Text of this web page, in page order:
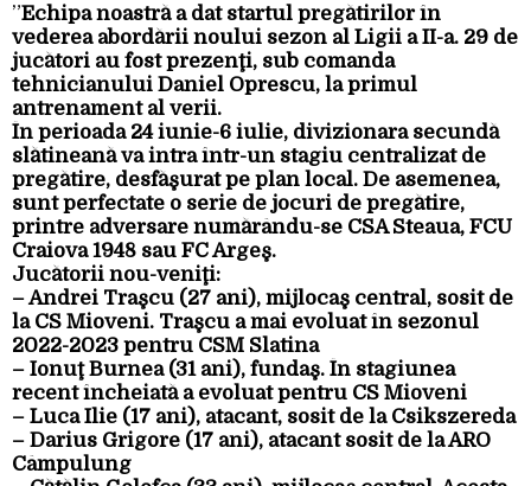
”Echipa noastră a dat startul pregătirilor în
vederea abordării noului sezon al Ligii a II-a. 29 de
jucători au fost prezenţi, sub comanda
tehnicianului Daniel Oprescu, la primul
antrenament al verii.
În perioada 24 iunie-6 iulie, divizionara secundă
slătineană va intra într-un stagiu centralizat de
pregătire, desfăşurat pe plan local. De asemenea,
sunt perfectate o serie de jocuri de pregătire,
printre adversare numărându-se CSA Steaua, FCU
Craiova 1948 sau FC Argeş.
Jucătorii nou-veniţi:
– Andrei Traşcu (27 ani), mijlocaş central, sosit de
la CS Mioveni. Traşcu a mai evoluat în sezonul
2022-2023 pentru CSM Slatina
– Ionuţ Burnea (31 ani), fundaş. În stagiunea
recent încheiată a evoluat pentru CS Mioveni
– Luca Ilie (17 ani), atacant, sosit de la Csikszereda
– Darius Grigore (17 ani), atacant sosit de la ARO
Câmpulung